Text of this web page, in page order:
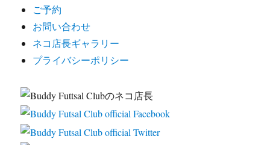
ご予約
お問い合わせ
ネコ店長ギャラリー
プライバシーポリシー